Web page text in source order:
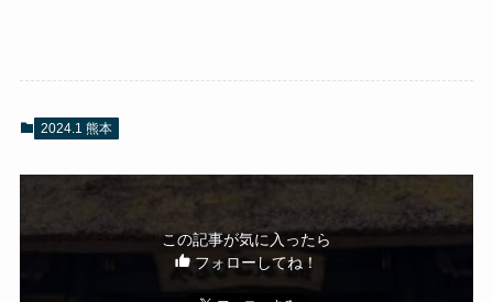
2024.1 熊本
この記事が気に入ったら
フォローしてね！